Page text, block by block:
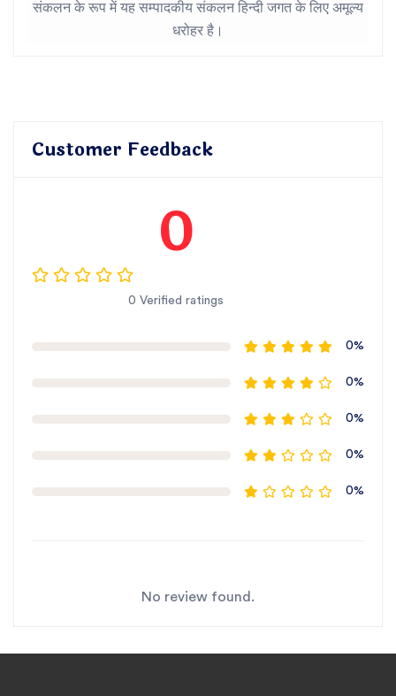
संकलन के रूप में यह सम्पादकीय संकलन हिन्दी जगत के लिए अमूल्य
धरोहर है।
Customer Feedback
0
0 Verified ratings
0%
0%
0%
0%
0%
No review found.